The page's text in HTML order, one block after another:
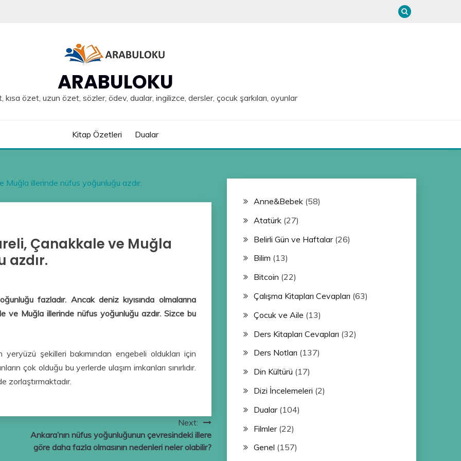
ARABULOKU
özet, uzun özet, sözler, ödev, dualar, ingilizce, dersler, çocuk şarkıları, oyunlar
Kitap Özetleri Dualar
Muğla illerinde nüfus yoğunluğu azdır.
Çanakkale ve Muğla
azdır.
fazladır. Ancak deniz kıyısında olmalarına
ve Muğla illerinde nüfus yoğunluğu azdır. Sizce bu
yeryüzü şekilleri bakımından engebeli oldukları için
çok olduğu bu yerlerde ulaşım imkanları sınırlıdır.
zorlaştırmaktadır.
Next:
Ankara’nın nüfus yoğunluğunun çevresindeki illere
göre daha fazla olmasının nedenleri neler olabilir?
Anne&Bebek(58)
Atatürk(27)
Belirli Gün ve Haftalar(26)
Bilim (13)
Bitcoin (22)
Çalışma Kitapları Cevapları (63)
Çocuk ve Aile (13)
Ders Kitapları Cevapları (32)
Ders Notları (137)
Din Kültürü (17)
Dizi İncelemeleri (2)
Dualar(104)
Filmler(22)
Genel (157)